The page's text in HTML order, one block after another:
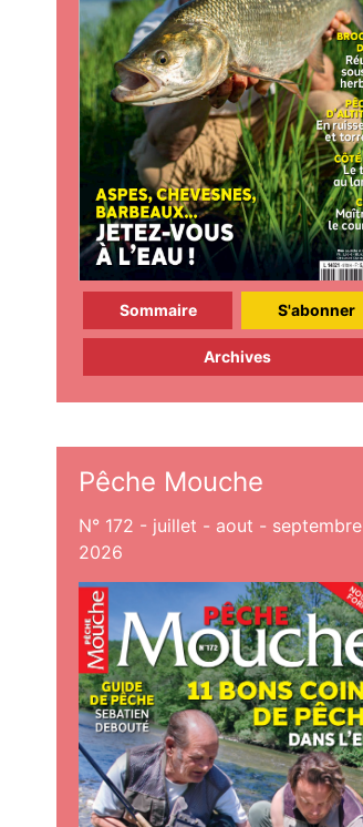
Sommaire S'abonner
Archives
Pêche Mouche
N° 172 - juillet - aout - septembre
2026